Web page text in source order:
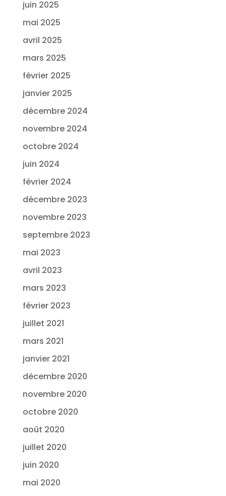
juin 2025
mai 2025
avril 2025
mars 2025
février 2025
janvier 2025
décembre 2024
novembre 2024
octobre 2024
juin 2024
février 2024
décembre 2023
novembre 2023
septembre 2023
mai 2023
avril 2023
mars 2023
février 2023
juillet 2021
mars 2021
janvier 2021
décembre 2020
novembre 2020
octobre 2020
août 2020
juillet 2020
juin 2020
mai 2020